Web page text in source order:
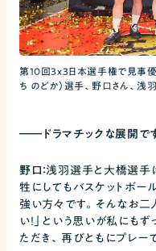
第10回3x3日本選手権で見事優
ち のどか）選手、野口さん、浅
――ドラマチックな展開で
野口：浅羽選手と大橋選手
牲にしてもバスケットボー
強い方々です。そんなお二
い！」という思いが私にも
ただき、再びともにプレー